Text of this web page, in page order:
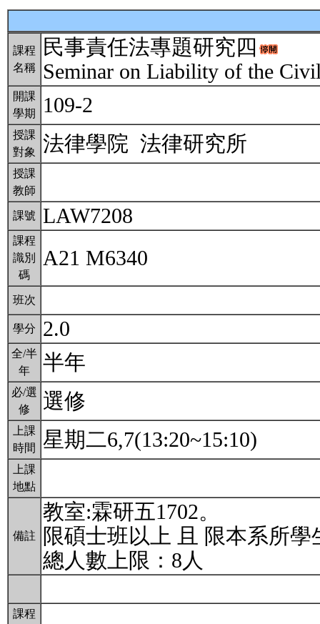
課程
名稱
民事責任法專題研究四
Seminar on Liability of the
開課
學期
109-2
授課
對象
法律學院 法律研究所
授課
教師
課號 LAW7208
課程
識別
碼
A21 M6340
班次
學分 2.0
全/半
年
半年
必/選
修
選修
上課
時間
星期二6,7(13:20~15:10)
上課
地點
備註
教室:霖研五1702。
限碩士班以上 且 限本系所
總人數上限：8人
課程